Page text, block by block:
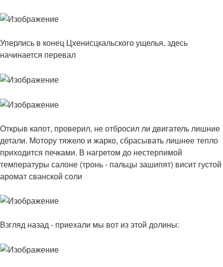
Уперлись в конец Цхенисцкальского ущелья, здесь
начинается перевал
Открыв капот, проверил, не отбросил ли двигатель лишние
детали. Мотору тяжело и жарко, сбрасывать лишнее тепло
приходится печками. В нагретом до нестерпимой
температуры салоне (тронь - пальцы зашипят) висит густой
аромат сванской соли
Взгляд назад - приехали мы вот из этой долины: